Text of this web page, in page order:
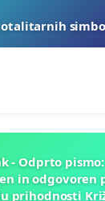
- Odprto
in odgovoren
prihodnosti